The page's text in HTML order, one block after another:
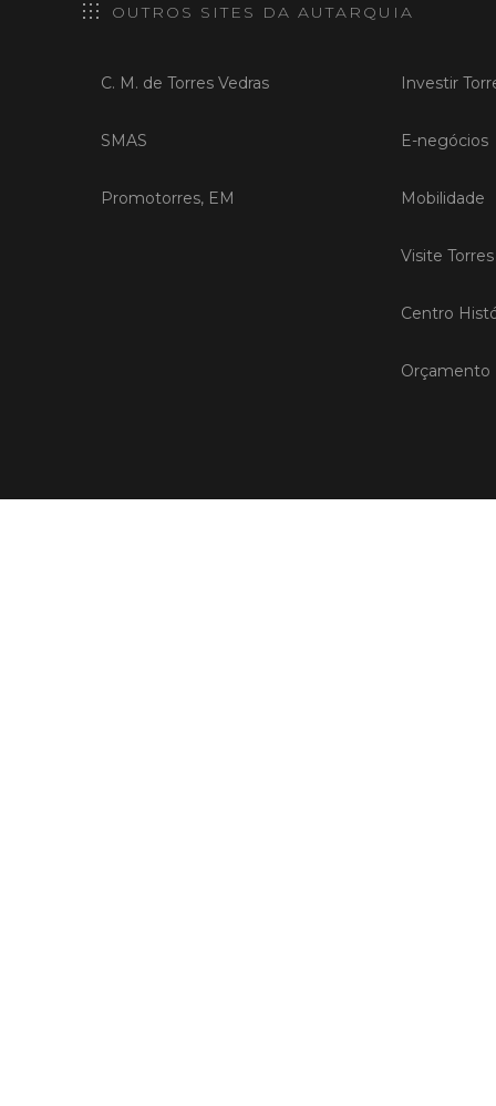
OUTROS SITES DA AUTARQUIA
C. M. de Torres Vedras
SMAS
Promotorres, EM
Investir
E-negócios
Mobilidade
Visite
Centro
Orçamento